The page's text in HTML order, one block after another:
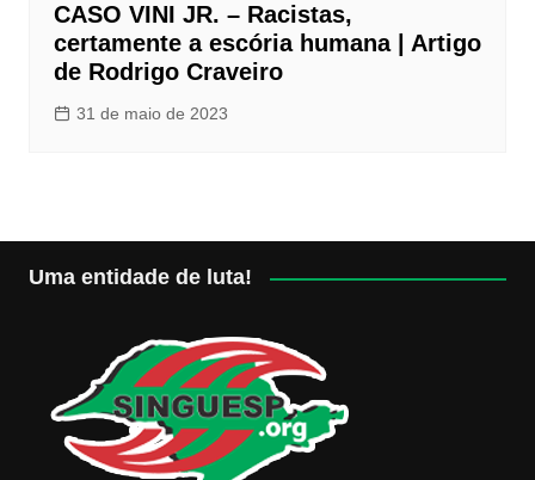
CASO VINI JR. – Racistas,
certamente a escória humana | Artigo
de Rodrigo Craveiro
31 de maio de 2023
Uma entidade de luta!